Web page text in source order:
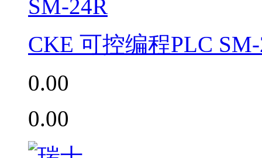
CKE 可控编程PLC
0.00
0.00